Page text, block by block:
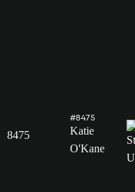
8475
#8475
Katie
O'Kane